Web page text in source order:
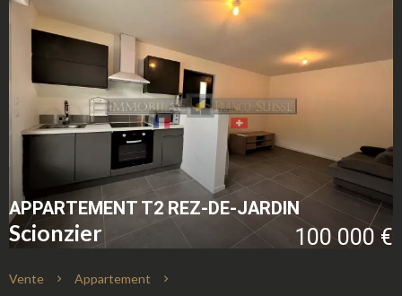
APPARTEMENT T2 REZ-DE-JARDIN
Scionzier 100 000 €
Vente
Appartement